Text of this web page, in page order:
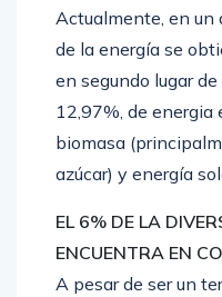
Actualmente, en un
de la energía se
en segundo lugar
12,97%, de energia
biomasa
azúcar) y energía
EL 6% DE LA
ENCUENTRA EN
A pesar de ser un